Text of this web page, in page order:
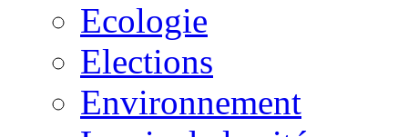
Ecologie
Elections
Environnement